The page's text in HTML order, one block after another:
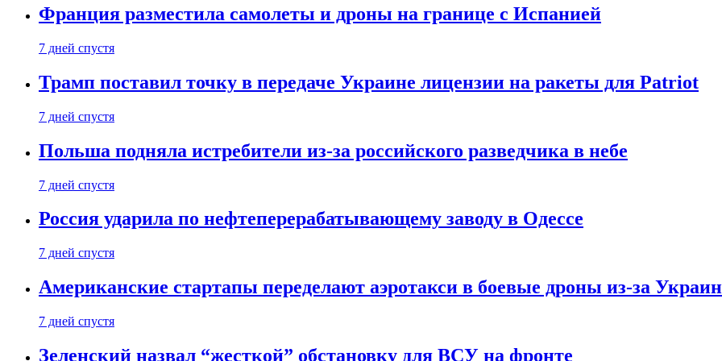
Франция разместила самолеты и дроны на границе с Испанией
7 дней спустя
Трамп поставил точку в передаче Украине лицензии на ракеты для Patriot
7 дней спустя
Польша подняла истребители из-за российского разведчика в небе
7 дней спустя
Россия ударила по нефтеперерабатывающему заводу в Одессе
7 дней спустя
Американские стартапы переделают аэротакси в боевые дроны из-за
7 дней спустя
Зеленский назвал “жесткой” обстановку для ВСУ на фронте